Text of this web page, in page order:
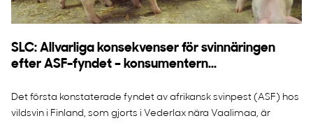
SLC: Allvarliga konsekvenser för svinnäringen
efter ASF-fyndet – konsumentern...
Det första konstaterade fyndet av afrikansk svinpest (ASF) hos
vildsvin i Finland, som gjorts i Vederlax nära Vaalimaa, är